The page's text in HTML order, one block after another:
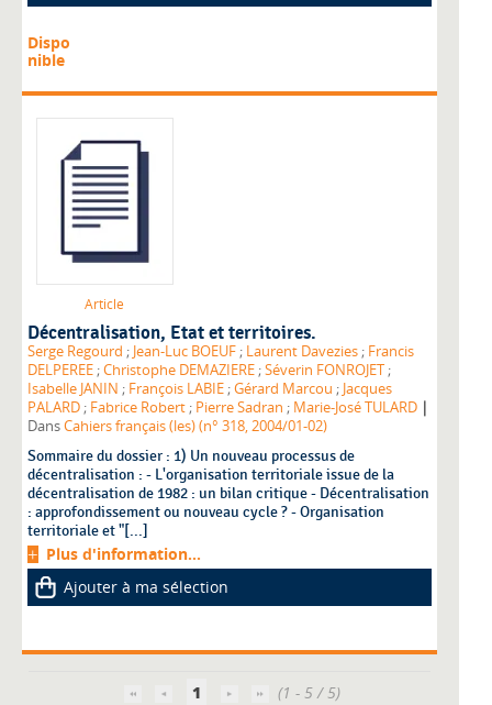
Dispo
nible
Article
Décentralisation, Etat et territoires.
Serge Regourd ; Jean-Luc BOEUF ; Laurent Davezies ; Francis
DELPEREE ;Christophe DEMAZIERE ;Séverin FONROJET ;
Isabelle JANIN ; François LABIE ;Gérard Marcou ; Jacques
PALARD ; Fabrice Robert ; Pierre Sadran ; Marie-José TULARD |
DansCahiers français (les) (n° 318, 2004/01-02)
Sommaire du dossier : 1) Un nouveau processus de
décentralisation : - L'organisation territoriale issue de la
décentralisation de 1982 : un bilan critique - Décentralisation
: approfondissement ou nouveau cycle ? - Organisation
territoriale et "[...]
Plus d'information...
Ajouter à ma sélection
1 (1 - 5 / 5)